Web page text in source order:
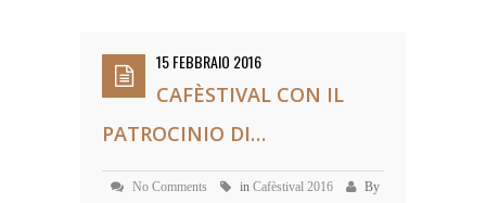
15 FEBBRAIO 2016
CAFÈSTIVAL CON IL
PATROCINIO DI…
No Comments in Cafèstival 2016
By